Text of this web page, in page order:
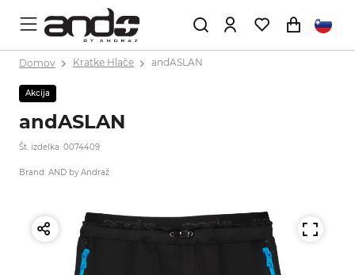
Domov Kratke Hlače andASLAN
Akcija
andASLAN
Št. izdelka: 0074409
Brand: AND by Andraž